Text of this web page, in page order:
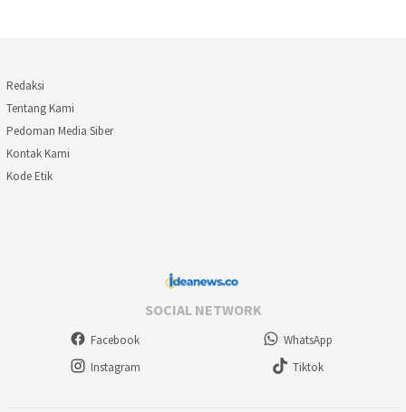
Redaksi
Tentang Kami
Pedoman Media Siber
Kontak Kami
Kode Etik
SOCIAL NETWORK
Facebook
WhatsApp
Instagram
Tiktok